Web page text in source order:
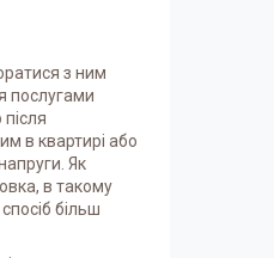
з ним
послугами
в квартирі або
Як
в такому
більш